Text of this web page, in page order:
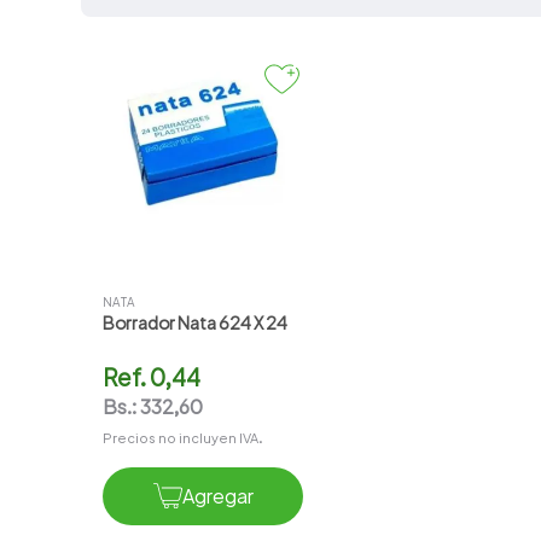
NATA
Borrador Nata 624 X 24
Ref.0,44
Bs.:332,60
Precios no incluyen IVA.
Agregar
9.
slinda
10. atorvastatina